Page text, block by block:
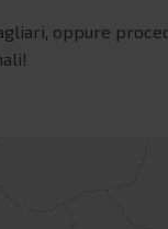
oppure